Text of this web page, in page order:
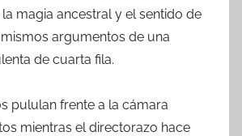
magia ancestral y el sentido de
argumentos de una
de cuarta fila.
pululan frente a la cámara
mientras el directorazo hace